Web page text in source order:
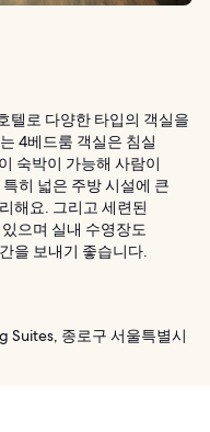
텔로 다양한 타입의 객실을
4베드룸 객실은 침실
숙박이 가능해 사람이
히 넓은 주방 시설에 큰
해요. 그리고 세련된
으며 실내 수영장도
을 보내기 좋습니다.
Suites, 종로구 서울특별시